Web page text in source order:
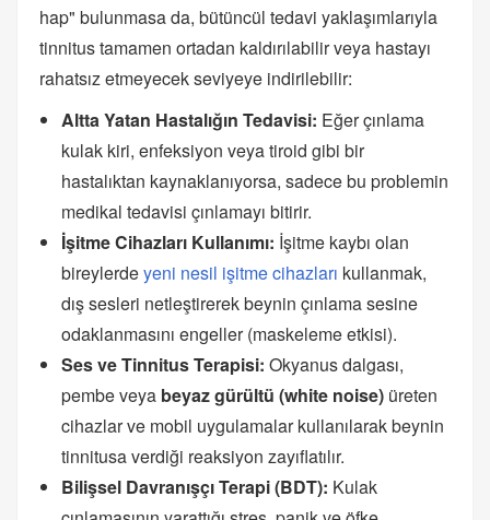
hap" bulunmasa da, bütüncül tedavi yaklaşımlarıyla
tinnitus tamamen ortadan kaldırılabilir veya hastayı
rahatsız etmeyecek seviyeye indirilebilir:
Altta Yatan Hastalığın Tedavisi: Eğer çınlama
kulak kiri, enfeksiyon veya tiroid gibi bir
hastalıktan kaynaklanıyorsa, sadece bu problemin
medikal tedavisi çınlamayı bitirir.
İşitme Cihazları Kullanımı: İşitme kaybı olan
bireylerdeyeni nesil işitme cihazları kullanmak,
dış sesleri netleştirerek beynin çınlama sesine
odaklanmasını engeller (maskeleme etkisi).
Ses ve Tinnitus Terapisi: Okyanus dalgası,
pembe veya beyaz gürültü (white noise) üreten
cihazlar ve mobil uygulamalar kullanılarak beynin
tinnitusa verdiği reaksiyon zayıflatılır.
Bilişsel Davranışçı Terapi (BDT): Kulak